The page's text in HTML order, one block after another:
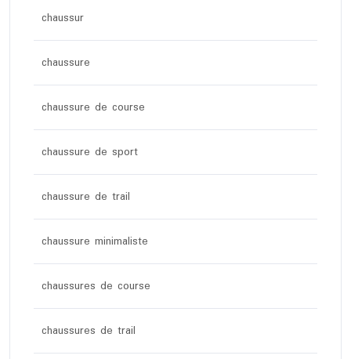
chaussur
chaussure
chaussure de course
chaussure de sport
chaussure de trail
chaussure minimaliste
chaussures de course
chaussures de trail